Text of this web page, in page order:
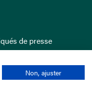
de presse
Non, ajuster